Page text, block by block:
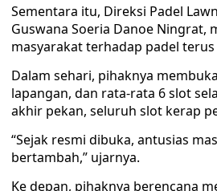
Sementara itu, Direksi Padel
Guswana Soeria Danoe Ningrat,
masyarakat terhadap padel
Dalam sehari, pihaknya
lapangan, dan rata-rata 6 slot
akhir pekan, seluruh slot kerap
“Sejak resmi dibuka, antusias
bertambah,” ujarnya.
Ke depan, pihaknya berencana